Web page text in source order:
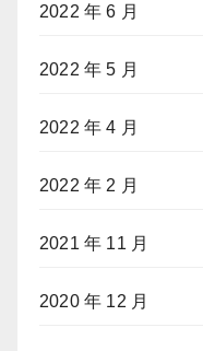
2022 年 6 月
2022 年 5 月
2022 年 4 月
2022 年 2 月
2021 年 11 月
2020 年 12 月